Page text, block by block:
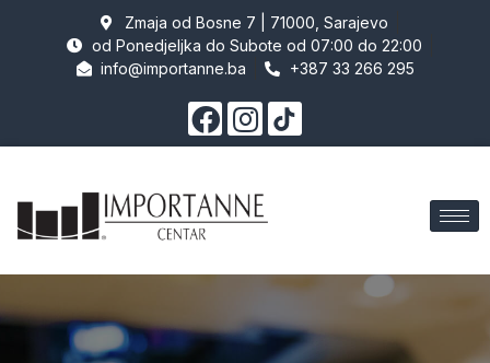
Zmaja od Bosne 7 | 71000, Sarajevo
od Ponedjeljka do Subote od 07:00 do 22:00
info@importanne.ba
+387 33 266 295